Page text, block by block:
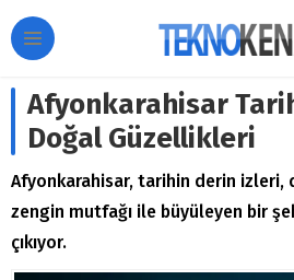
Afyonkarahisar
Doğal Güzellikleri
Afyonkarahisar, tarihin derin
zengin mutfağı ile büyüleyen bir
çıkıyor.